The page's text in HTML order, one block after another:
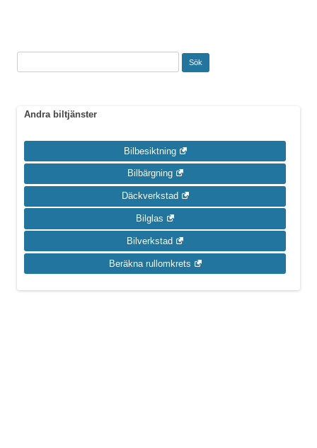
Andra biltjänster
Bilbesiktning
Bilbärgning
Däckverkstad
Bilglas
Bilverkstad
Beräkna rullomkrets